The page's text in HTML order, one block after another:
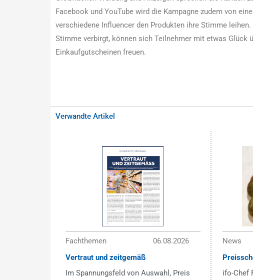
Facebook und YouTube wird die Kampagne zudem von
verschiedene Influencer den Produkten ihre Stimme
Stimme verbirgt, können sich Teilnehmer mit etwas Glück
Einkaufgutscheinen freuen.
Verwandte Artikel
Fachthemen
06.08.2026
Vertraut und zeitgemäß
Im Spannungsfeld von Auswahl, Preis
News
ifo-Chef